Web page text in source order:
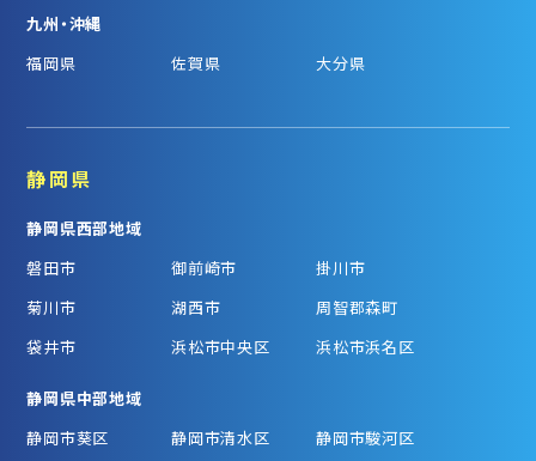
九州・沖縄
福岡県
佐賀県 大分県
静岡県
静岡県西部地域
磐田市
御前崎市
掛川市
菊川市
湖西市
周智郡森町
袋井市
浜松市中央区 浜松市浜名区
静岡県中部地域
静岡市葵区
静岡市清水区
静岡市駿河区